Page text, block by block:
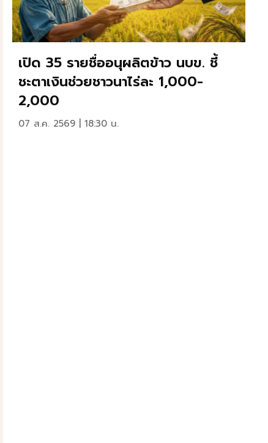
เปิด 35 รายชื่ออนุผลิตข้าว นบข. ชี้
ชะตาเงินช่วยชาวนาไร่ละ 1,000-
2,000
07 ส.ค. 2569 | 18:30 น.